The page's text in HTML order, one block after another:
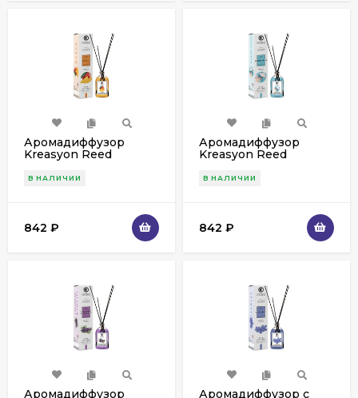
Аромадиффузор
Kreasyon Reed
В НАЛИЧИИ
842 ₽
Аромадиффузор
Kreasyon Reed
115 мл
В НАЛИЧИИ
842 ₽
Аромадиффузор
Аромадиффузор с